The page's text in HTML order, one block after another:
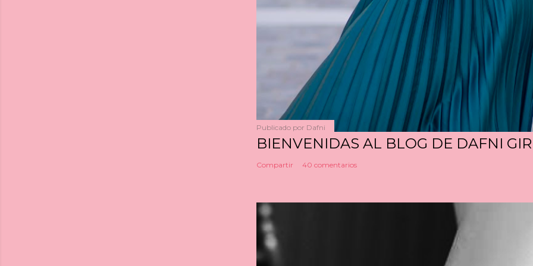
Publicado por Dafni
BIENVENIDAS AL BLOG DE DAFNI
Compartir 40 comentarios